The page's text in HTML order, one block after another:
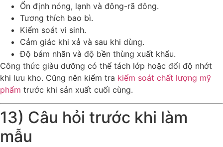
Ổn định nóng, lạnh và đông-rã đông.
Tương thích bao bì.
Kiểm soát vi sinh.
Cảm giác khi xả và sau khi dùng.
Độ bám nhãn và độ bền thùng xuất khẩu.
Công thức giàu dưỡng có thể tách lớp hoặc đổi độ nhớt
khi lưu kho. Cũng nên kiểm tra kiểm soát chất lượng mỹ
phẩm trước khi sản xuất cuối cùng.
13) Câu hỏi trước khi làm
mẫu